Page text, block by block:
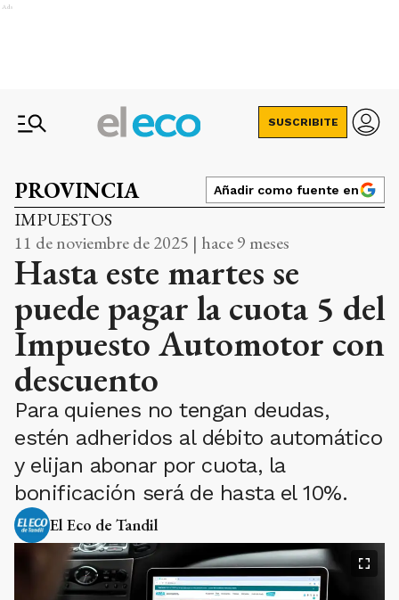
Ads
SUSCRIBITE
PROVINCIA Añadir como fuente en
IMPUESTOS
11 de noviembre de 2025 | hace 9 meses
Hasta este martes se
puede pagar la cuota 5 del
Impuesto Automotor con
descuento
Para quienes no tengan deudas,
estén adheridos al débito automático
y elijan abonar por cuota, la
bonificación será de hasta el 10%.
El Eco de Tandil